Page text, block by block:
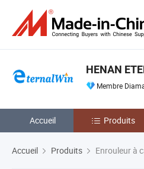
HENAN
Membre
Accueil Produits
Accueil Produits Enrouleur à